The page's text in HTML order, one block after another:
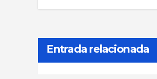
entradas
Entrada relacionada